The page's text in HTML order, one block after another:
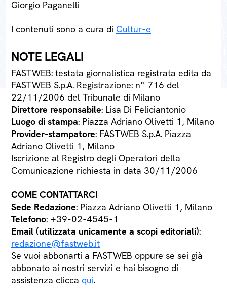
Giorgio Paganelli
I contenuti sono a cura di Cultur-e
NOTE LEGALI
FASTWEB: testata giornalistica registrata edita da
FASTWEB S.p.A. Registrazione: n° 716 del
22/11/2006 del Tribunale di Milano
Direttore responsabile: Lisa Di Feliciantonio
Luogo di stampa: Piazza Adriano Olivetti 1, Milano
Provider-stampatore: FASTWEB S.p.A. Piazza
Adriano Olivetti 1, Milano
Iscrizione al Registro degli Operatori della
Comunicazione richiesta in data 30/11/2006
COME CONTATTARCI
Sede Redazione: Piazza Adriano Olivetti 1, Milano
Telefono: +39-02-4545-1
Email (utilizzata unicamente a scopi editoriali):
redazione@fastweb.it
Se vuoi abbonarti a FASTWEB oppure se sei già
abbonato ai nostri servizi e hai bisogno di
assistenza clicca qui.